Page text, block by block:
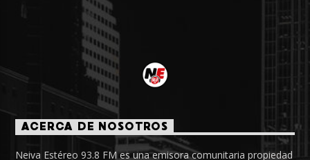
ACERCA DE NOSOTROS
Neiva Estéreo 93.8 FM es una emisora comunitaria propiedad